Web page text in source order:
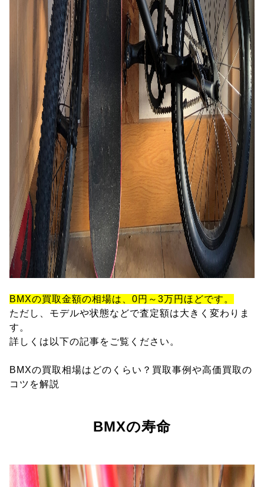
BMXの買取金額の相場は、0円～3万円ほどです。
ただし、モデルや状態などで査定額は大きく変わりま
す。
詳しくは以下の記事をご覧ください。
BMXの買取相場はどのくらい？買取事例や高価買取の
コツを解説
BMXの寿命